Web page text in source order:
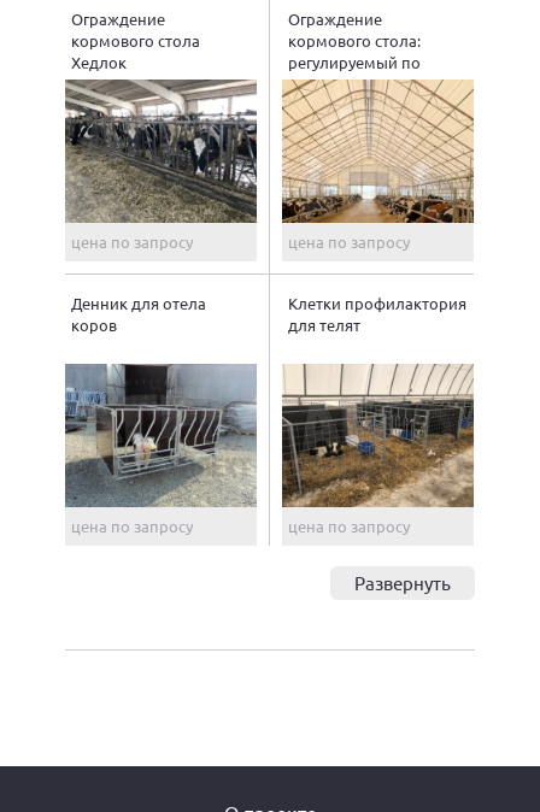
Ограждение
кормового стола
Хедлок
цена по запросу
Ограждение
кормового стола:
регулируемый по
высоте брус
цена по запросу
Денник для отела
коров
цена по запросу
Клетки профилактория
для телят
цена по запросу
Развернуть